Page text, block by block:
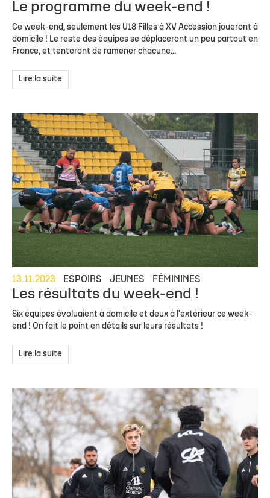
Le programme du week-end !
Ce week-end, seulement les U18 Filles à XV Accession joueront à
domicile ! Le reste des équipes se déplaceront un peu partout en
France, et tenteront de ramener chacune...
Lire la suite
13.11.2023 ESPOIRS JEUNES FÉMININES
Les résultats du week-end !
Six équipes évoluaient à domicile et deux à l'extérieur ce week-
end ! On fait le point en détails sur leurs résultats !
Lire la suite